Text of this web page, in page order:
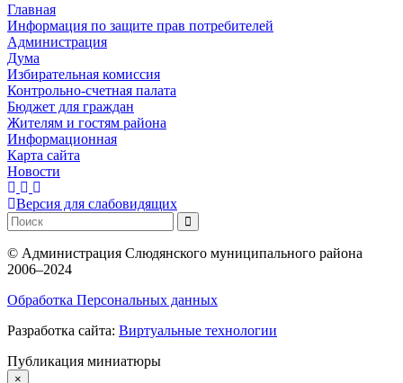
Главная
Информация по защите прав потребителей
Администрация
Дума
Избирательная комиссия
Контрольно-счетная палата
Бюджет для граждан
Жителям и гостям района
Информационная
Карта сайта
Новости
Версия для слабовидящих
© Администрация Слюдянского муниципального района
2006–2024
Обработка Персональных данных
Разработка сайта: Виртуальные технологии
Публикация миниатюры
×